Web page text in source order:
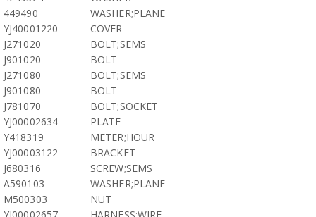
449490
WASHER;PLANE
YJ40001220
COVER
J271020
BOLT;SEMS
J901020
BOLT
J271080
BOLT;SEMS
J901080
BOLT
J781070
BOLT;SOCKET
YJ00002634
PLATE
Y418319
METER;HOUR
YJ00003122
BRACKET
J680316
SCREW;SEMS
A590103
WASHER;PLANE
M500303
NUT